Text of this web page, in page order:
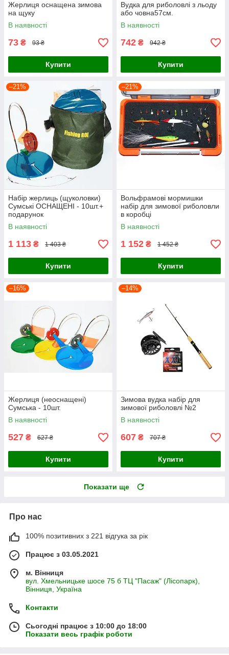
Жерлиця оснащена зимова
на щуку
В наявності
73 ₴ 93 ₴
Купити
Вудка для риболовлі з льоду
або човна57см.
В наявності
742 ₴ 942 ₴
Купити
–21%
Набір жерлиць (щуколовки)
Сумські ОСНАЩЕНІ - 10шт.+
подарунок
В наявності
1 113 ₴ 1 403 ₴
Купити
–21%
Вольфрамові мормишки
набір для зимової риболовли
в коробці
В наявності
1 152 ₴ 1 452 ₴
Купити
–16%
Жерлиця (неоснащені)
Сумська - 10шт.
В наявності
527 ₴ 627 ₴
Купити
–14%
Зимова вудка набір для
зимової риболовлі №2
В наявності
607 ₴ 707 ₴
Купити
Показати ще
Про нас
100% позитивних з 221 відгука за рік
Працює з 03.05.2021
м. Вінниця
вул. Хмельницьке шосе 75 б ТЦ "Пасаж" (Лісопарк),
Вінниця, Україна
Контакти
Сьогодні працює з 10:00 до 18:00
Показати весь графік роботи